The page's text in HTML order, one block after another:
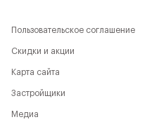
Пользовательское соглашение
Скидки и акции
Карта сайта
Застройщики
Медиа